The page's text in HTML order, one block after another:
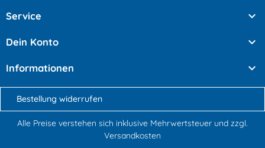
Service 
Dein Konto 
Informationen 
Bestellung widerrufen
Alle Preise verstehen sich inklusive Mehrwertsteuer und zzgl.
Versandkosten